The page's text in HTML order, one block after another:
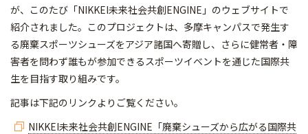
が、このたび「NIKKEI未来社会共創ENGINE」のウェブサイトで
紹介されました。このプロジェクトは、多摩キャンパスで発生す
る廃棄スポーツシューズをアジア諸国へ寄贈し、さらに健常者・障
害者を問わず誰もが参加できるスポーツイベントを通じた国際共
生を目指す取り組みです。
記事は下記のリンクよりご覧ください。
NIKKEI未来社会共創ENGINE「廃棄シューズから広がる国際共